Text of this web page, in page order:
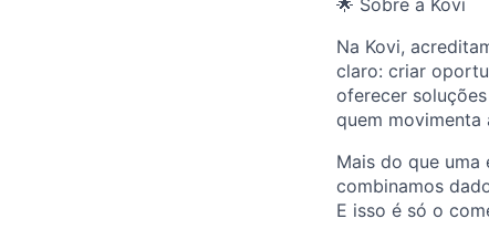
Na Kovi,
claro: criar
oferecer
quem movimenta
Mais do que
combinamos
E isso é só o